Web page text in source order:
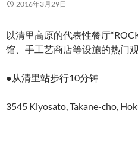
2016年3月29日
以清里高原的代表性餐厅
馆、手工艺商店等设施的热门观
●从清里站步行10分钟
3545 Kiyosato, Takane-cho,